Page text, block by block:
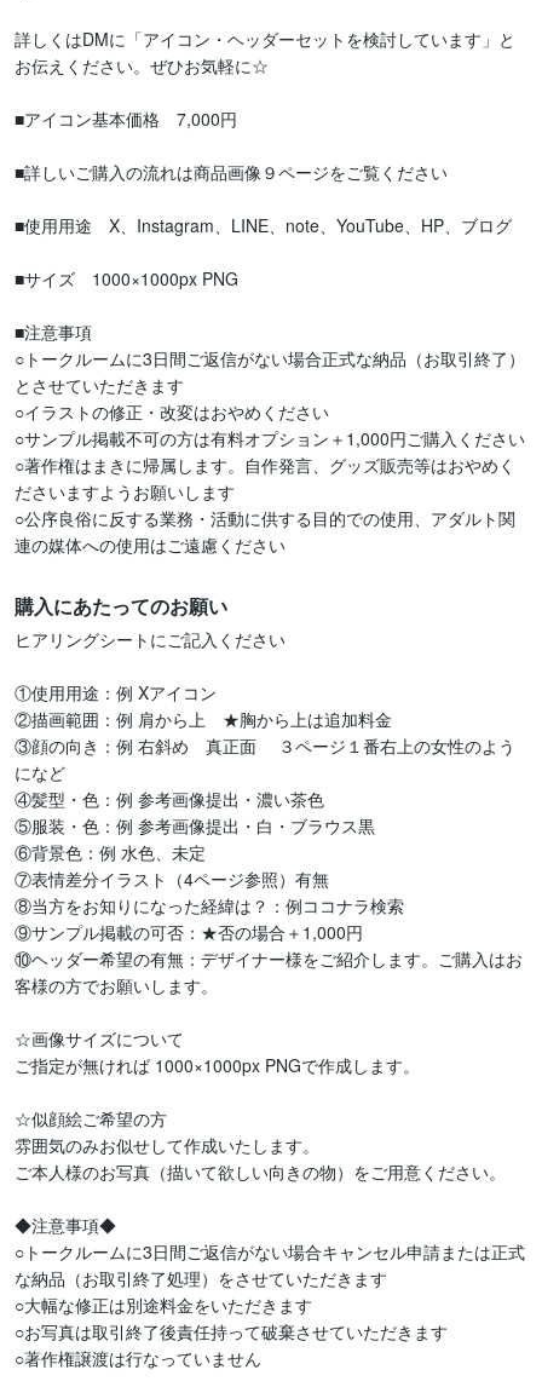
詳しくはDMに「アイコン・ヘッダーセットを検討しています」と
お伝えください。ぜひお気軽に☆
■アイコン基本価格　7,000円
■詳しいご購入の流れは商品画像９ページをご覧ください
■使用用途　X、Instagram、LINE、note、YouTube、HP、ブログ
■サイズ　1000×1000px PNG
■注意事項
○トークルームに3日間ご返信がない場合正式な納品（お取引終了）
とさせていただきます
○イラストの修正・改変はおやめください
○サンプル掲載不可の方は有料オプション＋1,000円ご購入ください
○著作権はまきに帰属します。自作発言、グッズ販売等はおやめく
ださいますようお願いします
○公序良俗に反する業務・活動に供する目的での使用、アダルト関
連の媒体への使用はご遠慮ください
購入にあたってのお願い
ヒアリングシートにご記入ください
①使用用途：例 Xアイコン
②描画範囲：例 肩から上　★胸から上は追加料金
③顔の向き：例 右斜め　真正面 　３ページ１番右上の女性のよう
になど
④髪型・色：例 参考画像提出・濃い茶色
⑤服装・色：例 参考画像提出・白・ブラウス黒
⑥背景色：例 水色、未定
⑦表情差分イラスト（4ページ参照）有無
⑧当方をお知りになった経緯は？：例ココナラ検索
⑨サンプル掲載の可否：★否の場合＋1,000円
⑩ヘッダー希望の有無：デザイナー様をご紹介します。ご購入はお
客様の方でお願いします。
☆画像サイズについて
ご指定が無ければ 1000×1000px PNGで作成します。
☆似顔絵ご希望の方
雰囲気のみお似せして作成いたします。
ご本人様のお写真（描いて欲しい向きの物）をご用意ください。
◆注意事項◆
○トークルームに3日間ご返信がない場合キャンセル申請または正式
な納品（お取引終了処理）をさせていただきます
○大幅な修正は別途料金をいただきます
○お写真は取引終了後責任持って破棄させていただきます
○著作権譲渡は行なっていません